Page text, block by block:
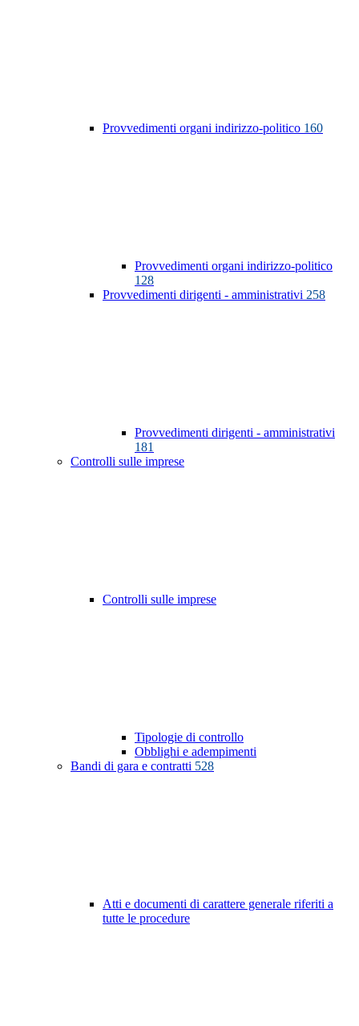
Provvedimenti organi indirizzo-politico 160
Provvedimenti organi indirizzo-politico
128
Provvedimenti dirigenti - amministrativi 258
Provvedimenti dirigenti - amministrativi
181
Controlli sulle imprese
Controlli sulle imprese
Tipologie di controllo
Obblighi e adempimenti
Bandi di gara e contratti 528
Atti e documenti di carattere generale riferiti a
tutte le procedure